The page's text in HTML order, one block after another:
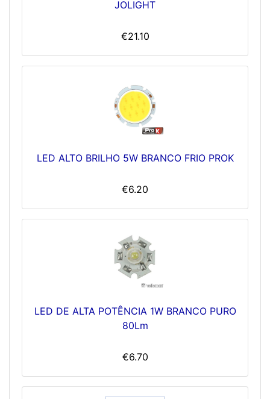
JOLIGHT
€21.10
LED ALTO BRILHO 5W BRANCO FRIO PROK
€6.20
LED DE ALTA POTÊNCIA 1W BRANCO PURO
80Lm
€6.70